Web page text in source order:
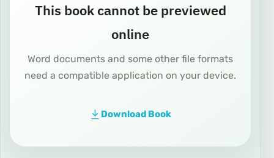
This book cannot be previewed
online
Word documents and some other file formats
need a compatible application on your device.
Download Book